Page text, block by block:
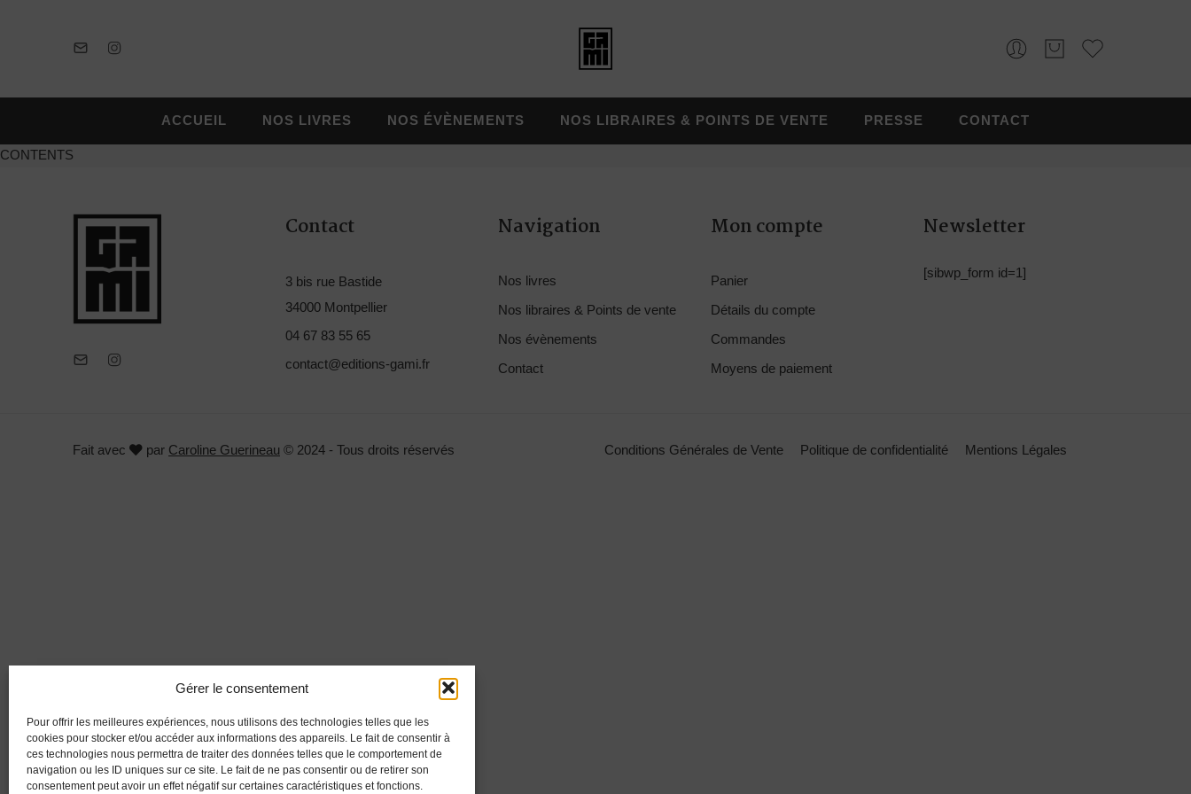
Gérer le consentement
Pour offrir les meilleures expériences, nous utilisons des technologies telles que les
cookies pour stocker et/ou accéder aux informations des appareils. Le fait de consentir à
ces technologies nous permettra de traiter des données telles que le comportement de
navigation ou les ID uniques sur ce site. Le fait de ne pas consentir ou de retirer son
consentement peut avoir un effet négatif sur certaines caractéristiques et fonctions.
ACCUEIL NOS LIVRES NOS ÉVÈNEMENTS NOS LIBRAIRES & POINTS DE VENTE PRESSE CONTACT
CONTENTS
Contact
3 bis rue Bastide
34000 Montpellier
04 67 83 55 65
contact@editions-gami.fr
Navigation
Nos livres
Nos libraires & Points de vente
Nos évènements
Contact
Mon compte
Panier
Détails du compte
Commandes
Moyens de paiement
Newsletter
[sibwp_form id=1]
Fait avec par Caroline Guerineau © 2024 - Tous droits réservés Conditions Générales de Vente Politique de confidentialité Mentions Légales